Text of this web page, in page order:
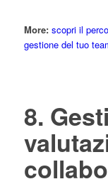
More:scopri il
gestione del tuo
8.